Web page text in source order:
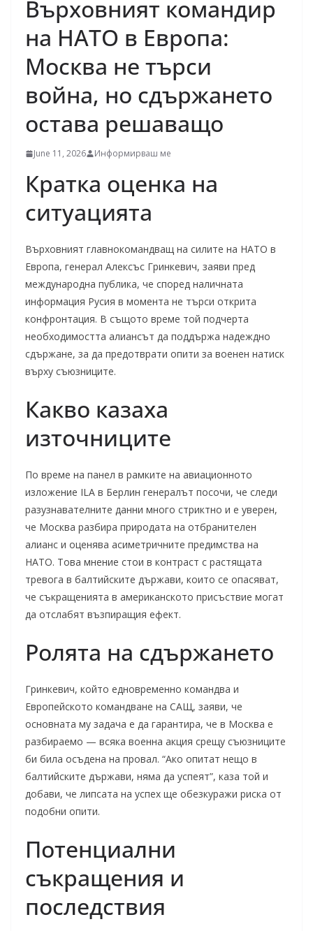
Върховният командир
на НАТО в Европа:
Москва не търси
война, но сдържането
остава решаващо
June 11, 2026 Информирваш ме
Кратка оценка на
ситуацията
Върховният главнокомандващ на силите на НАТО в
Европа, генерал Алексъс Гринкевич, заяви пред
международна публика, че според наличната
информация Русия в момента не търси открита
конфронтация. В същото време той подчерта
необходимостта алиансът да поддържа надеждно
сдържане, за да предотврати опити за военен натиск
върху съюзниците.
Какво казаха
източниците
По време на панел в рамките на авиационното
изложение ILA в Берлин генералът посочи, че следи
разузнавателните данни много стриктно и е уверен,
че Москва разбира природата на отбранителен
алианс и оценява асиметричните предимства на
НАТО. Това мнение стои в контраст с растящата
тревога в балтийските държави, които се опасяват,
че съкращенията в американското присъствие могат
да отслабят възпиращия ефект.
Ролята на сдържането
Гринкевич, който едновременно командва и
Европейското командване на САЩ, заяви, че
основната му задача е да гарантира, че в Москва е
разбираемо — всяка военна акция срещу съюзниците
би била осъдена на провал. “Ако опитат нещо в
балтийските държави, няма да успеят”, каза той и
добави, че липсата на успех ще обезкуражи риска от
подобни опити.
Потенциални
съкращения и
последствия